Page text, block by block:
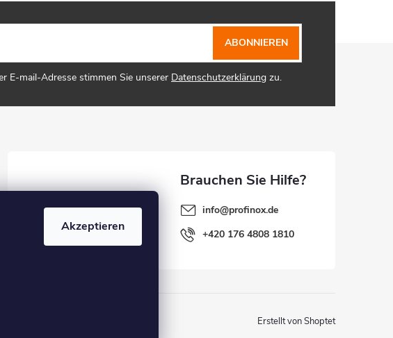
Akzeptieren
E-mail-Adresse stimmen Sie unserer Datenschutzerklärung zu.
ABONNIEREN
info@profinox.de
+420 176 4808 1810
Erstellt von Shoptet